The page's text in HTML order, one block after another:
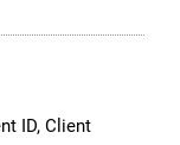
ID, Client